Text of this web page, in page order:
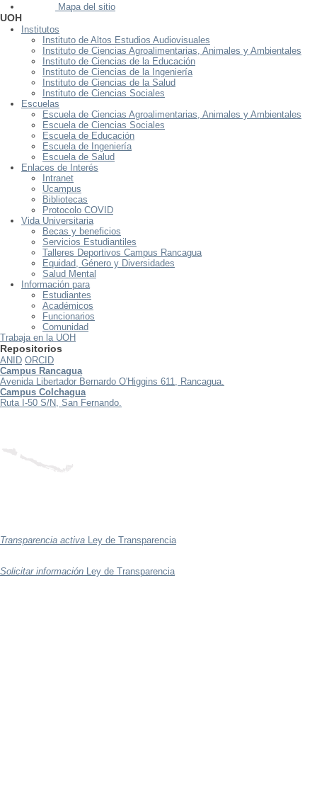
Mapa del sitio
UOH
Institutos
Instituto de Altos Estudios Audiovisuales
Instituto de Ciencias Agroalimentarias, Animales y Ambientales
Instituto de Ciencias de la Educación
Instituto de Ciencias de la Ingeniería
Instituto de Ciencias de la Salud
Instituto de Ciencias Sociales
Escuelas
Escuela de Ciencias Agroalimentarias, Animales y Ambientales
Escuela de Ciencias Sociales
Escuela de Educación
Escuela de Ingeniería
Escuela de Salud
Enlaces de Interés
Intranet
Ucampus
Bibliotecas
Protocolo COVID
Vida Universitaria
Becas y beneficios
Servicios Estudiantiles
Talleres Deportivos Campus Rancagua
Equidad, Género y Diversidades
Salud Mental
Información para
Estudiantes
Académicos
Funcionarios
Comunidad
Trabaja en la UOH
Repositorios
ANID ORCID
Campus Rancagua
Avenida Libertador Bernardo O'Higgins 611, Rancagua.
Campus Colchagua
Ruta I-50 S/N, San Fernando.
Transparencia activa Ley de Transparencia
Solicitar información Ley de Transparencia